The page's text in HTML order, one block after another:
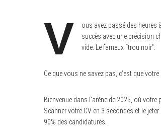
V
ous avez passé des heures
succès avec une précision
vide. Le fameux “trou noir”.
Ce que vous ne savez pas, c’est que
Bienvenue dans l’arène de 2025, où
Scanner votre CV en 3 secondes et le
90% des candidatures.